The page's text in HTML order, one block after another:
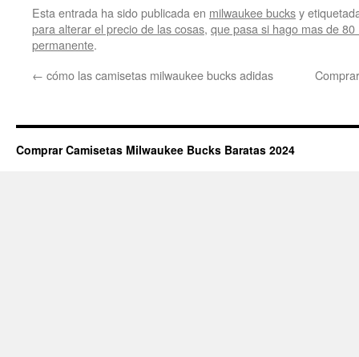
Esta entrada ha sido publicada en milwaukee bucksy
para alterar el precio de las cosas, que pasa si hago mas de
permanente.
← cómo las camisetas milwaukee bucks adidas
Comprar Camisetas Milwaukee Bucks Baratas 2024